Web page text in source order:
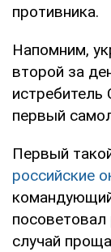
противника.
Напомним,
второй за
истребитель
первый
Первый
российские
посоветовал
случай